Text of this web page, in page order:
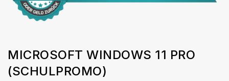
MICROSOFT WINDOWS 11 PRO
(SCHULPROMO)